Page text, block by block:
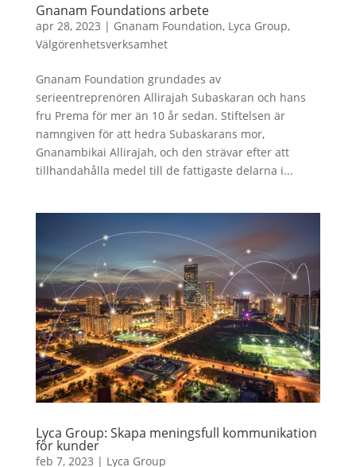
Gnanam Foundations arbete
apr 28, 2023 | Gnanam Foundation, Lyca Group,
Välgörenhetsverksamhet
Gnanam Foundation grundades av
serieentreprenören Allirajah Subaskaran och hans
fru Prema för mer än 10 år sedan. Stiftelsen är
namngiven för att hedra Subaskarans mor,
Gnanambikai Allirajah, och den strävar efter att
tillhandahålla medel till de fattigaste delarna i...
Lyca Group: Skapa meningsfull kommunikation
för kunder
feb 7, 2023 | Lyca Group